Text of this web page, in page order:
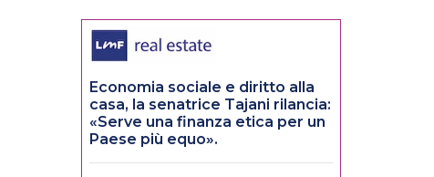
Economia sociale e diritto alla
casa, la senatrice Tajani rilancia:
«Serve una finanza etica per un
Paese più equo».